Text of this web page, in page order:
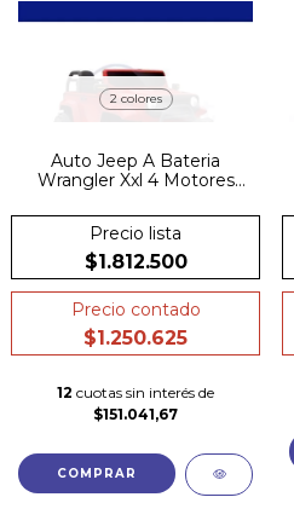
2 colores
Auto Jeep A Bateria
Wrangler Xxl 4 Motores
Precio lista
$1.812.500
Precio contado
$1.250.625
12 cuotas sin interés de
$151.041,67
COMPRAR